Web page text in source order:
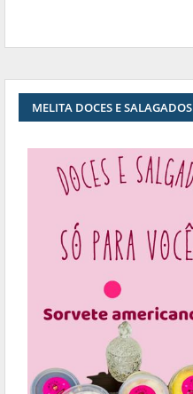
MELITA DOCES E SALAGADOS